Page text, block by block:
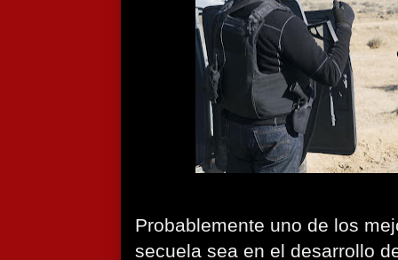
Probablemente uno de los
secuela sea en el desarrollo